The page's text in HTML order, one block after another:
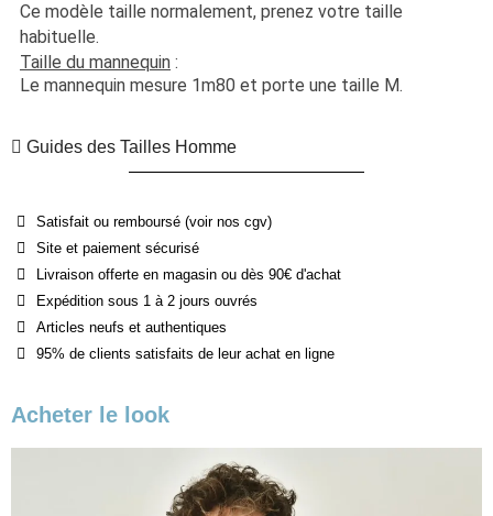
Ce modèle taille normalement, prenez votre taille
habituelle.
Taille du mannequin :
Le mannequin mesure 1m80 et porte une taille M.
Guides des Tailles Homme
Satisfait ou remboursé (voir nos cgv)
Site et paiement sécurisé
Livraison offerte en magasin ou dès 90€ d'achat
Expédition sous 1 à 2 jours ouvrés
Articles neufs et authentiques
95% de clients satisfaits de leur achat en ligne
Acheter le look